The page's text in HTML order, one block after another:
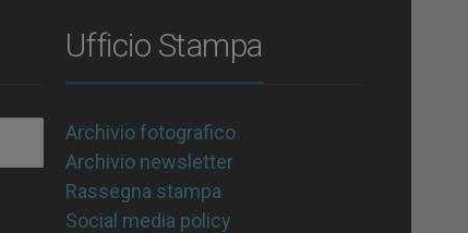
Ufficio Stampa
Archivio fotografico
Archivio newsletter
Rassegna stampa
Social media policy